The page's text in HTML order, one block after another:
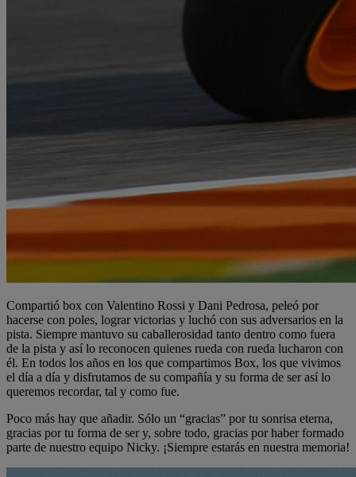
Compartió box con Valentino Rossi y Dani Pedrosa, peleó por
hacerse con poles, lograr victorias y luchó con sus adversarios en la
pista. Siempre mantuvo su caballerosidad tanto dentro como fuera
de la pista y así lo reconocen quienes rueda con rueda lucharon con
él. En todos los años en los que compartimos Box, los que vivimos
el día a día y disfrutamos de su compañía y su forma de ser así lo
queremos recordar, tal y como fue.
Poco más hay que añadir. Sólo un “gracias” por tu sonrisa eterna,
gracias por tu forma de ser y, sobre todo, gracias por haber formado
parte de nuestro equipo Nicky. ¡Siempre estarás en nuestra memoria!